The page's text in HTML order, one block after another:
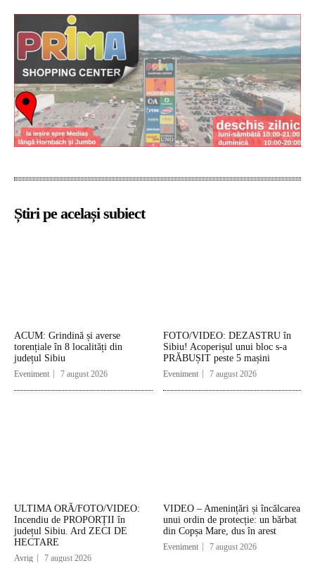
Știri pe același subiect
ACUM: Grindină și averse
torențiale în 8 localități din
județul Sibiu
Eveniment 7 august 2026
FOTO/VIDEO: DEZASTRU în
Sibiu! Acoperișul unui bloc s-a
PRĂBUȘIT peste 5 mașini
Eveniment 7 august 2026
ULTIMA ORĂ/FOTO/VIDEO:
Incendiu de PROPORȚII în
județul Sibiu. Ard ZECI DE
HECTARE
Avrig 7 august 2026
VIDEO – Amenințări și încălcarea
unui ordin de protecție: un bărbat
din Copșa Mare, dus în arest
Eveniment 7 august 2026